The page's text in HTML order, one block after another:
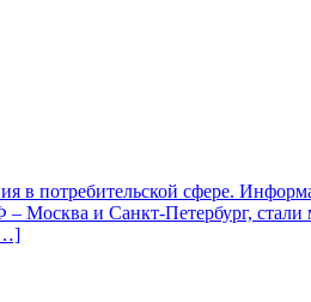
потребительской сфере.
и Санкт-Петербург, стали